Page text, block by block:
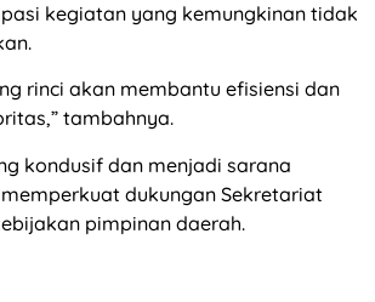
kegiatan yang kemungkinan tidak
rinci akan membantu efisiensi dan
tambahnya.
kondusif dan menjadi sarana
dukungan Sekretariat
pimpinan daerah.